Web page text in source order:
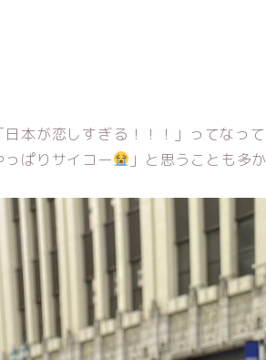
本が恋しすぎる！！！」ってなって
ぱりサイコー
」と思うことも多か